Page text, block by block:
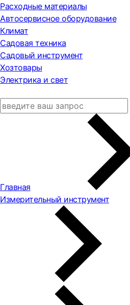
Расходные материалы
Автосервисное оборудование
Климат
Садовая техника
Садовый инструмент
Хозтовары
Электрика и свет
Главная
Измерительный инструмент